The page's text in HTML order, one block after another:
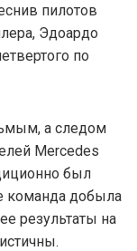
пилотов
Эдоардо
по
а следом
Mercedes
был
команда добыла
результаты на